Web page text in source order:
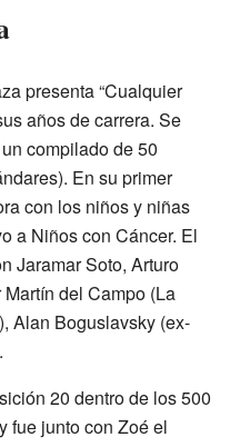
presenta “Cualquier
años de carrera. Se
compilado de 50
En su primer
con los niños y niñas
a Niños con Cáncer. El
Jaramar Soto, Arturo
del Campo (La
Alan Boguslavsky (ex-
20 dentro de los 500
fue junto con Zoé el